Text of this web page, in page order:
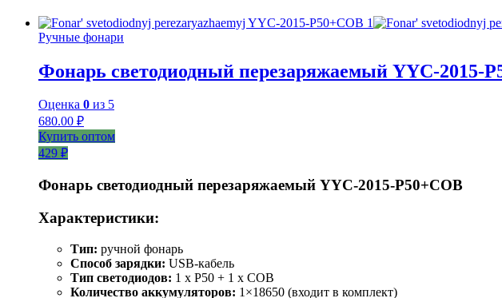
Ручные фонари
Фонарь светодиодный перезаряжаемый YYC-2015-
Оценка 0 из 5
680.00 ₽
Купить оптом
429 ₽
Фонарь светодиодный перезаряжаемый YYC-2015-P50+COB
Характеристики:
Тип: ручной фонарь
Способ зарядки: USB-кабель
Тип светодиодов: 1 x P50 + 1 x COB
Количество аккумуляторов: 1×18650 (входит в комплект)